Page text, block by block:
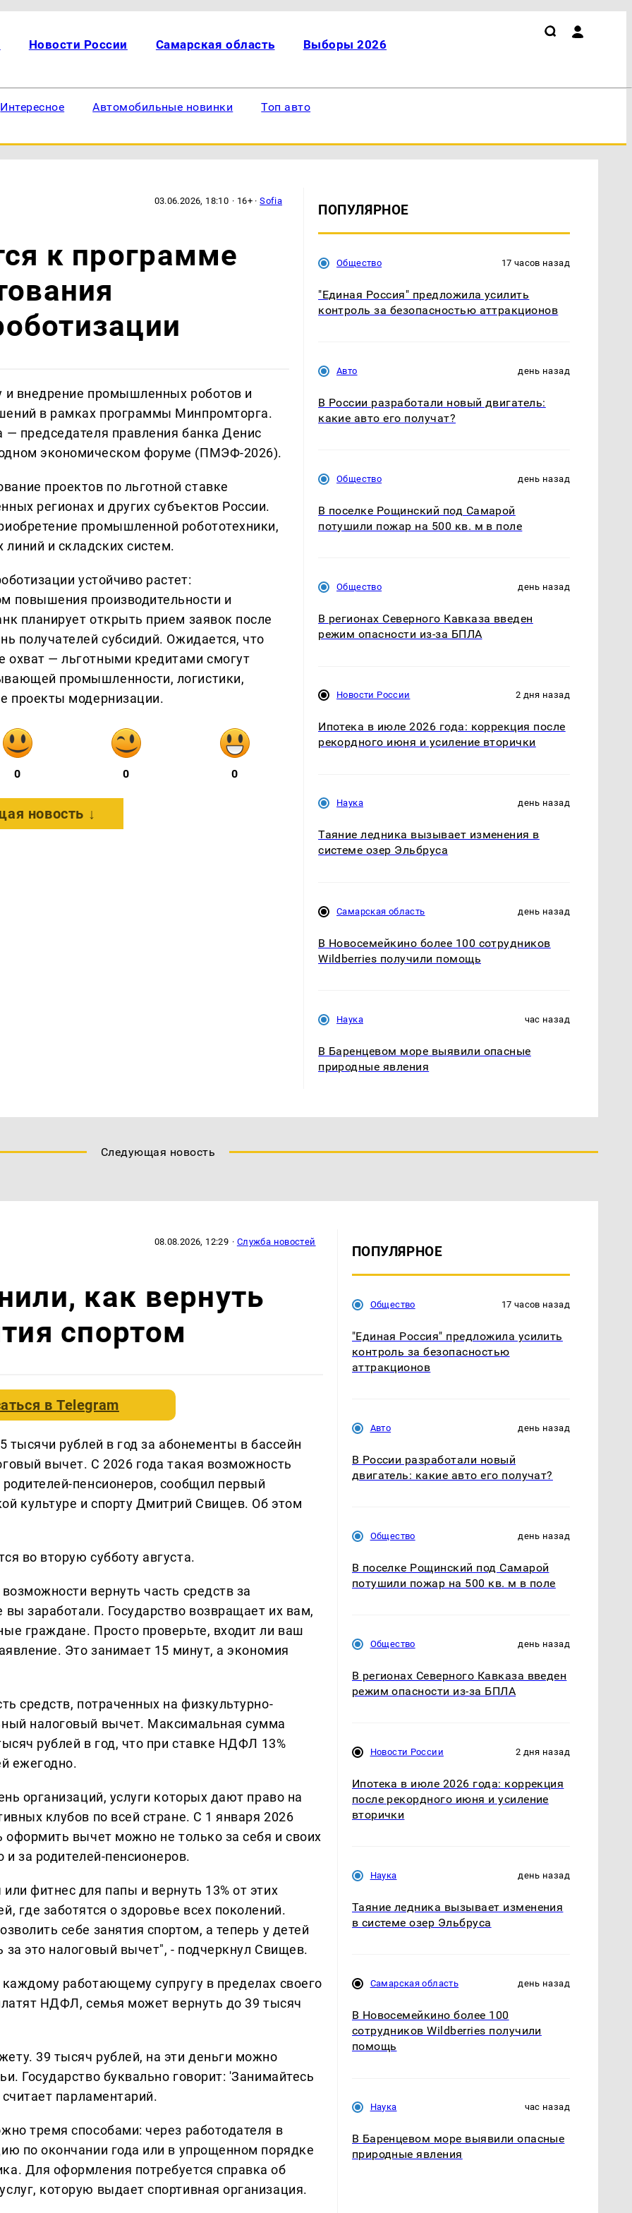
Новости России Самарская область Выборы 2026
Интересное Автомобильные новинки Топ авто
03.06.2026, 18:10 · 16+ ·Sofia
к программе
и внедрение промышленных роботов и
в рамках программы Минпромторга.
— председателя правления банка Денис
экономическом форуме (ПМЭФ-2026).
проектов по льготной ставке
регионах и других субъектов России.
промышленной робототехники,
и складских систем.
устойчиво растет:
повышения производительности и
планирует открыть прием заявок после
получателей субсидий. Ожидается, что
— льготными кредитами смогут
промышленности, логистики,
проекты модернизации.
0 0 0
новость ↓
ПОПУЛЯРНОЕ
Общество 17 часов назад
"Единая Россия" предложила усилить
контроль за безопасностью аттракционов
Авто день назад
В России разработали новый двигатель:
какие авто его получат?
Общество день назад
В поселке Рощинский под Самарой
потушили пожар на 500 кв. м в поле
Общество день назад
В регионах Северного Кавказа введен
режим опасности из-за БПЛА
Новости России 2 дня назад
Ипотека в июле 2026 года: коррекция после
рекордного июня и усиление вторички
Наука день назад
Таяние ледника вызывает изменения в
системе озер Эльбруса
Самарская область день назад
В Новосемейкино более 100 сотрудников
Wildberries получили помощь
Наука час назад
В Баренцевом море выявили опасные
природные явления
Следующая новость
08.08.2026, 12:29 · Служба новостей
как вернуть
спортом
вTelegram
тысячи рублей в год за абонементы в бассейн
вычет. С 2026 года такая возможность
пенсионеров, сообщил первый
культуре и спорту Дмитрий Свищев. Об этом
во вторую субботу августа.
вернуть часть средств за
заработали. Государство возвращает их вам,
граждане. Просто проверьте, входит ли ваш
Это занимает 15 минут, а экономия
средств, потраченных на физкультурно-
налоговый вычет. Максимальная сумма
рублей в год, что при ставке НДФЛ 13%
ежегодно.
организаций, услуги которых дают право на
клубов по всей стране. С 1 января 2026
оформить вычет можно не только за себя и своих
за родителей-пенсионеров.
фитнес для папы и вернуть 13% от этих
где заботятся о здоровье всех поколений.
себе занятия спортом, а теперь у детей
это налоговый вычет", - подчеркнул Свищев.
работающему супругу в пределах своего
НДФЛ, семья может вернуть до 39 тысяч
39 тысяч рублей, на эти деньги можно
Государство буквально говорит: 'Занимайтесь
парламентарий.
тремя способами: через работодателя в
по окончании года или в упрощенном порядке
Для оформления потребуется справка об
которую выдает спортивная организация.
ПОПУЛЯРНОЕ
Общество 17 часов назад
"Единая Россия" предложила усилить
контроль за безопасностью
аттракционов
Авто день назад
В России разработали новый
двигатель: какие авто его получат?
Общество день назад
В поселке Рощинский под Самарой
потушили пожар на 500 кв. м в поле
Общество день назад
В регионах Северного Кавказа введен
режим опасности из-за БПЛА
Новости России 2 дня назад
Ипотека в июле 2026 года: коррекция
после рекордного июня и усиление
вторички
Наука день назад
Таяние ледника вызывает изменения
в системе озер Эльбруса
Самарская область день назад
В Новосемейкино более 100
сотрудников Wildberries получили
помощь
Наука час назад
В Баренцевом море выявили опасные
природные явления